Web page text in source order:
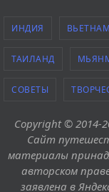
ИНДИЯ ВЬЕТНАМ
ТАИЛАНД
СОВЕТЫ
Copyright © 2014-
Сайт
материалы
авторском
заявлена в